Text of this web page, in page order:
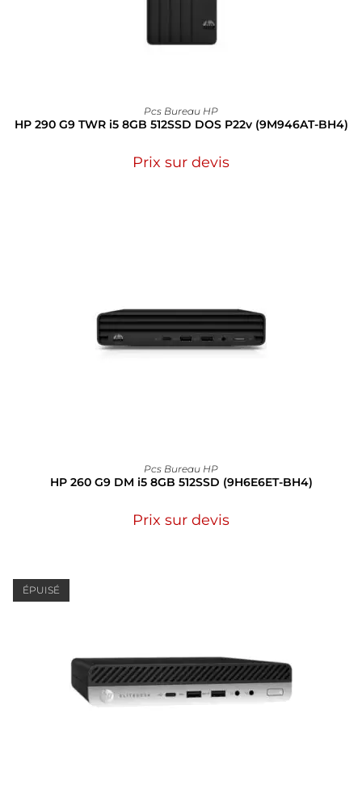
Pcs Bureau HP
HP 290 G9 TWR i5 8GB 512SSD DOS P22v (9M946AT-BH4)
Prix sur devis
Pcs Bureau HP
HP 260 G9 DM i5 8GB 512SSD (9H6E6ET-BH4)
Prix sur devis
ÉPUISÉ